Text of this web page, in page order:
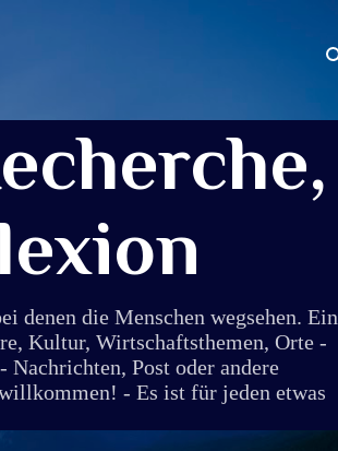
denen die Menschen wegsehen. Ein
Kultur, Wirtschaftsthemen, Orte -
Post oder andere
- Es ist für jeden etwas